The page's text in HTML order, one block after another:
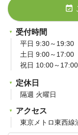
event_available
受付時間
平日 9:30～19:30
土日 9:00～17:00
祝日 10:00～17:00
定休日
隔週 火曜日
アクセス
東京メトロ東西線